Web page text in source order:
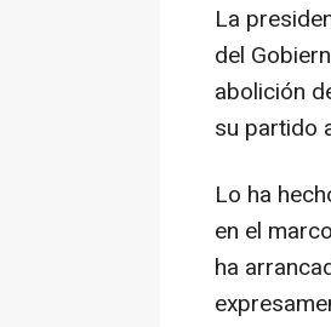
La
del
abolición
su partido
Lo ha
en el
ha